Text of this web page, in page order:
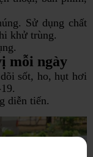
Sử dụng chất
khử trùng.
mỗi ngày
sốt, ho, hụt hơi
diễn tiến.